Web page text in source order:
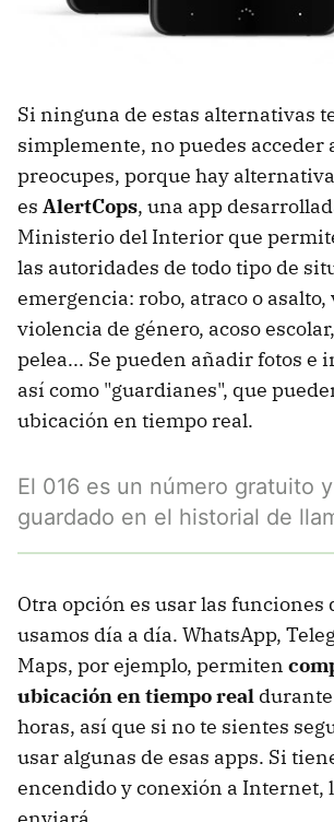
Si ninguna de estas alternativas
simplemente, no puedes acceder
preocupes, porque hay
es AlertCops, una app
Ministerio del Interior que
las autoridades de todo tipo de
emergencia: robo, atraco o
violencia de género, acoso
pelea... Se pueden añadir fotos e
así como "guardianes", que
ubicación en tiempo real.
El 016 es un número gratuito
guardado en el historial de
Otra opción es usar las funciones
usamos día a día. WhatsApp,
Maps, por ejemplo, permiten
ubicación en tiempo real
horas, así que si no te sientes
usar algunas de esas apps. Si
encendido y conexión a Internet,